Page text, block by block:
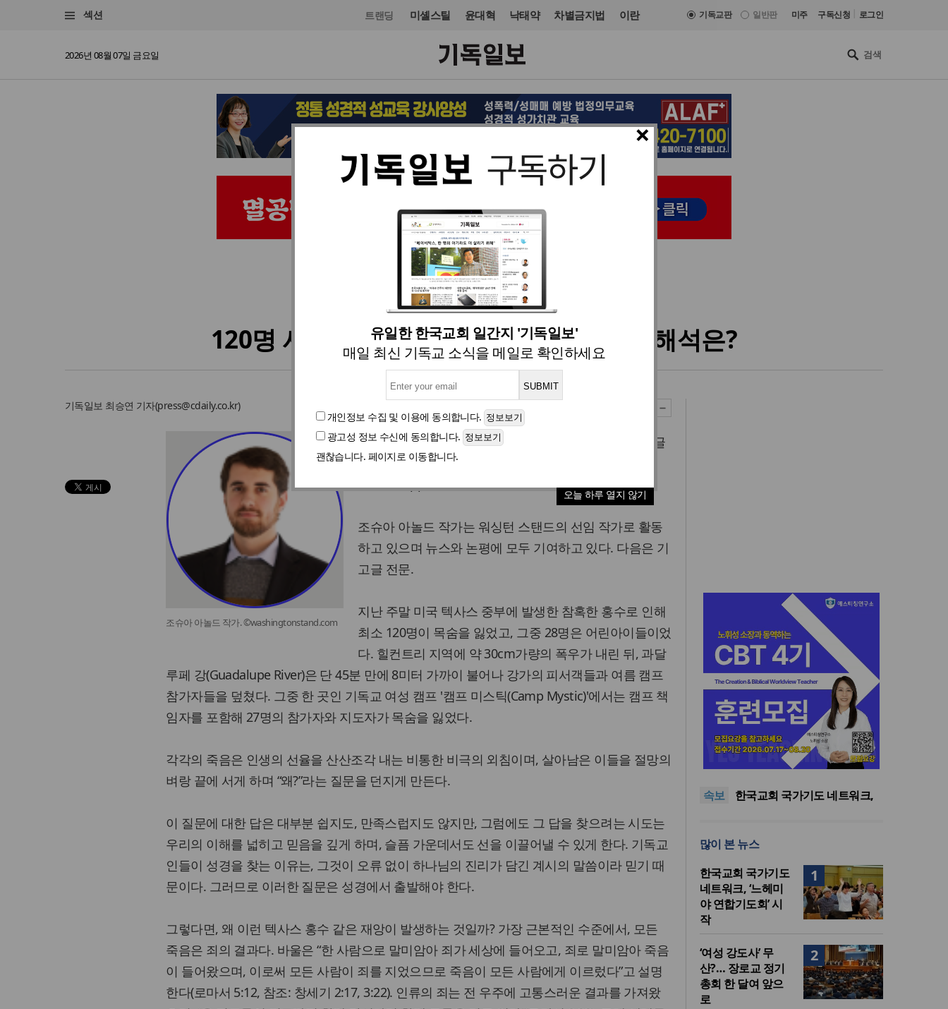
섹션 트랜딩 미셸스틸 윤대혁 낙태약 차별금지법 이란 기독교판 일반판 미주 구독신청 로그인
2026년 08월 07일 금요일
×
유일한 한국교회 일간지 '기독일보'
매일 최신 기독교 소식을 메일로 확인하세요
개인정보 수집 및 이용에 동의합니다.
광고성 정보 수신에 동의합니다.
괜찮습니다. 페이지로 이동합니다.
오늘 하루 열지 않기
국제 입력 2025. 07. 14 18:05
120명 사망한 텍사스 홍수, 그리스도인의 해석은?
기독일보 최승연 기자(press@cdaily.co.kr)
조슈아 아놀드 작가. ©washingtonstand.com
미국 크리스천포스트(CP)는 조슈아 아놀드 작가의 기고글
인 ‘텍사스 홍수는 왜 발생했는가?’(Why did the Texas
floods happen?)를 12일(현지시각) 게재했다.
조슈아 아놀드 작가는 워싱턴 스탠드의 선임 작가로 활동
하고 있으며 뉴스와 논평에 모두 기여하고 있다. 다음은 기
고글 전문.
지난 주말 미국 텍사스 중부에 발생한 참혹한 홍수로 인해
최소 120명이 목숨을 잃었고, 그중 28명은 어린아이들이었
다. 힐컨트리 지역에 약 30cm가량의 폭우가 내린 뒤, 과달
루페 강(Guadalupe River)은 단 45분 만에 8미터 가까이 불어나 강가의 피서객들과 여름 캠프
참가자들을 덮쳤다. 그중 한 곳인 기독교 여성 캠프 '캠프 미스틱(Camp Mystic)'에서는 캠프 책
임자를 포함해 27명의 참가자와 지도자가 목숨을 잃었다.
각각의 죽음은 인생의 선율을 산산조각 내는 비통한 비극의 외침이며, 살아남은 이들을 절망의
벼랑 끝에 서게 하며 “왜?”라는 질문을 던지게 만든다.
이 질문에 대한 답은 대부분 쉽지도, 만족스럽지도 않지만, 그럼에도 그 답을 찾으려는 시도는
우리의 이해를 넓히고 믿음을 깊게 하며, 슬픔 가운데서도 선을 이끌어낼 수 있게 한다. 기독교
인들이 성경을 찾는 이유는, 그것이 오류 없이 하나님의 진리가 담긴 계시의 말씀이라 믿기 때
문이다. 그러므로 이러한 질문은 성경에서 출발해야 한다.
그렇다면, 왜 이런 텍사스 홍수 같은 재앙이 발생하는 것일까? 가장 근본적인 수준에서, 모든
죽음은 죄의 결과다. 바울은 “한 사람으로 말미암아 죄가 세상에 들어오고, 죄로 말미암아 죽음
이 들어왔으며, 이로써 모든 사람이 죄를 지었으므로 죽음이 모든 사람에게 이르렀다”고 설명
한다(로마서 5:12, 참조: 창세기 2:17, 3:22). 인류의 죄는 전 우주에 고통스러운 결과를 가져왔
속보
한기연 “전쟁을 부르는 정책을
중단하라”
정신건강 치료 인프라 부족…
중증 입원·재활 확충 과제
선교의 현장
한국교회 국가기도 네트워크,
중단하라”
정신건강 치료 인프라 부족…
정신질환 평생유병률 27.8%,
중증 입원·재활 확충 과제
많이 본 뉴스
1
한국교회 국가기도
네트워크, ‘느헤미
야 연합기도회’ 시
작
2
‘여성 강도사’ 무
산?… 장로교 정기
총회 한 달여 앞으
로